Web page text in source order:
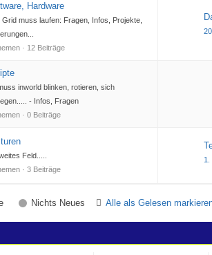
Hardware
Grid muss laufen: Fragen, Infos, Projekte,
· 12 Beiträge
inworld blinken, rotieren, sich
- Infos, Fragen
· 0 Beiträge
Feld.....
· 3 Beiträge
1.
Nichts Neues Alle als Gelesen